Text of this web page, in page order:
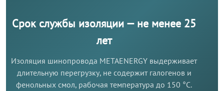
Срок службы изоляции — не менее 25
лет
Изоляция шинопровода METAENERGY выдерживает
длительную перегрузку, не содержит галогенов и
фенольных смол, рабочая температура до 150 °C.